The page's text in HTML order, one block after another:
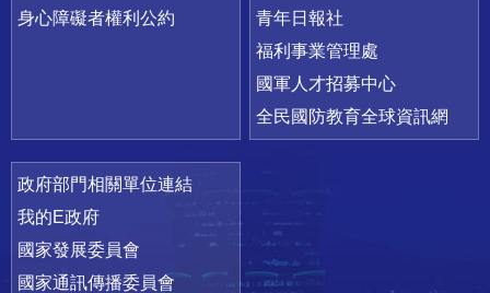
身心障礙者權利公約
青年日報社
福利事業管理處
國軍人才招募中心
全民國防教育全球資訊網
政府部門相關單位連結
我的E政府
國家發展委員會
國家通訊傳播委員會